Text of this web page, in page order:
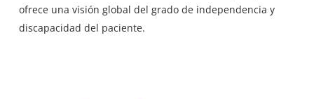
ofrece una visión global del grado de independencia y
discapacidad del paciente.